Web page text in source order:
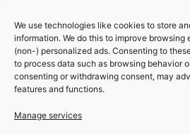
We use technologies like cookies to store
information. We do this to improve browsing
(non-) personalized ads. Consenting to
to process data such as browsing behavior
consenting or withdrawing consent, may
features and functions.
Manage services